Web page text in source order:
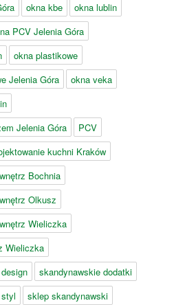
okna kbe
okna lublin
PCV Jelenia Góra
okna plastikowe
Jelenia Góra
okna veka
Jelenia Góra
PCV
kuchni Kraków
Bochnia
Olkusz
Wieliczka
Wieliczka
skandynawskie dodatki
sklep skandynawski